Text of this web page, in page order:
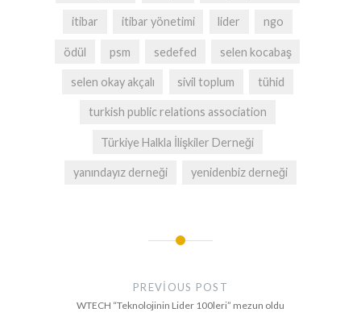
itibar itibar yönetimi lider ngo
ödül psm sedefed selen kocabaş
selen okay akçalı sivil toplum tühid
turkish public relations association
Türkiye Halkla İlişkiler Derneği
yanındayız derneği yenidenbiz derneği
PREVIOUS POST
WTECH “Teknolojinin Lider 100leri” mezun oldu